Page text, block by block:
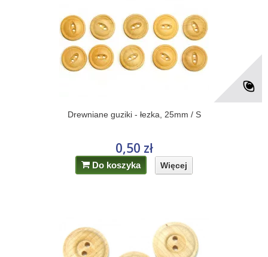
Drewniane guziki - łezka, 25mm / S
0,50 zł
Do koszyka Więcej